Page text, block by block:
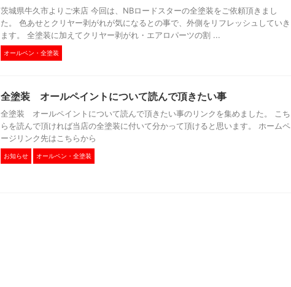
茨城県牛久市よりご来店 今回は、NBロードスターの全塗装をご依頼頂きまし
た。 色あせとクリヤー剥がれが気になるとの事で、外側をリフレッシュしていき
ます。 全塗装に加えてクリヤー剥がれ・エアロパーツの割 ...
オールペン・全塗装
全塗装 オールペイントについて読んで頂きたい事
全塗装 オールペイントについて読んで頂きたい事のリンクを集めました。 こち
らを読んで頂ければ当店の全塗装に付いて分かって頂けると思います。 ホームペ
ージリンク先はこちらから
お知らせ オールペン・全塗装